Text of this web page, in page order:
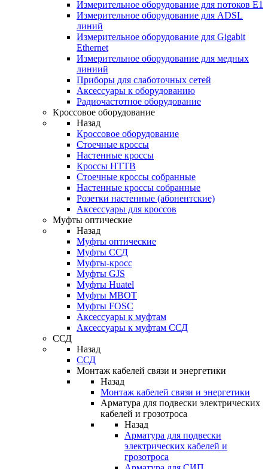
Измерительное оборудование для потоков Е1
Измерительное оборудование для ADSL
линий
Измерительное оборудование для Gigabit
Ethernet
Измерительное оборудование для медных
линиий
Приборы для слаботочных сетей
Аксессуары к оборудованию
Радиочастотное оборудование
Кроссовое оборудование
Назад
Кроссовое оборудование
Стоечные кроссы
Настенные кроссы
Кроссы HTTB
Стоечные кроссы собранные
Настенные кроссы собранные
Розетки настенные (абонентские)
Аксессуары для кроссов
Муфты оптические
Назад
Муфты оптические
Муфты ССД
Муфты-кросс
Муфты GJS
Муфты Huatel
Муфты МВОТ
Муфты FOSC
Аксессуары к муфтам
Аксессуары к муфтам ССД
ССД
Назад
ССД
Монтаж кабелей связи и энергетики
Назад
Монтаж кабелей связи и энергетики
Арматура для подвески электрических
кабелей и грозотроса
Назад
Арматура для подвески
электрических кабелей и
грозотроса